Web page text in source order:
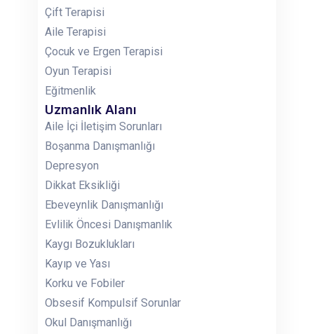
Çift Terapisi
Aile Terapisi
Çocuk ve Ergen Terapisi
Oyun Terapisi
Eğitmenlik
Uzmanlık Alanı
Aile İçi İletişim Sorunları
Boşanma Danışmanlığı
Depresyon
Dikkat Eksikliği
Ebeveynlik Danışmanlığı
Evlilik Öncesi Danışmanlık
Kaygı Bozuklukları
Kayıp ve Yası
Korku ve Fobiler
Obsesif Kompulsif Sorunlar
Okul Danışmanlığı